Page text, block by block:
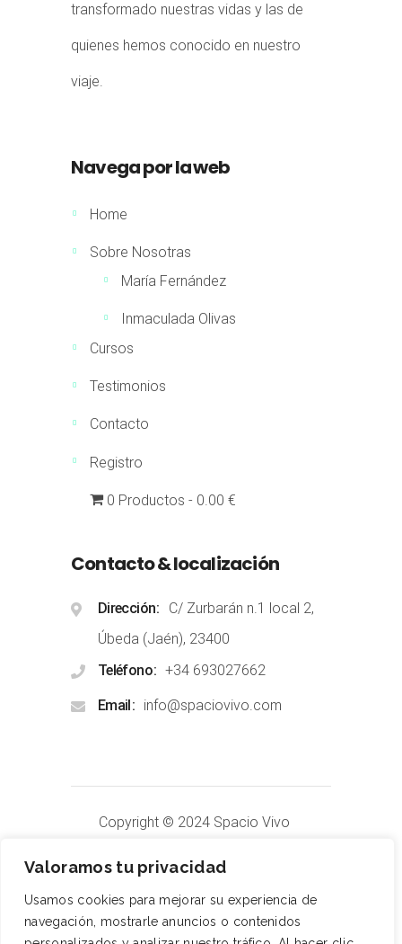
Valoramos tu privacidad
Usamos cookies para mejorar su experiencia de
navegación, mostrarle anuncios o contenidos
transformado nuestras vidas y las de
quienes hemos conocido en nuestro
viaje.
Navega por la web
Home
Sobre Nosotras
María Fernández
Inmaculada Olivas
Cursos
Testimonios
Contacto
Registro
0 Productos 0.00 €
Contacto & localización
Dirección
C/ Zurbarán n.1 local 2,
Úbeda (Jaén), 23400
Teléfono
+34 693027662
Email info@spaciovivo.com
Copyright © 2024 Spacio Vivo
Terapias. All Rights Reserved
Aviso Legal